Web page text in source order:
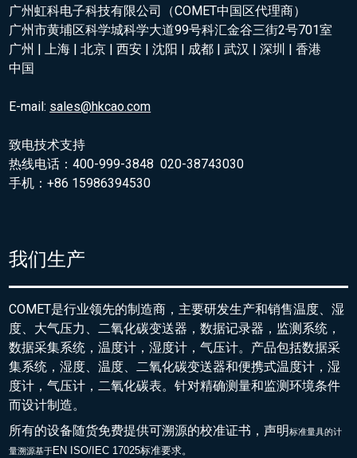
广州虹科电子科技有限公司（COMET中国区代理商）
广州市黄埔区科学城科学大道99号科汇金谷三街2号701室
广州 | 上海 | 北京 | 西安 | 沈阳 | 成都 | 武汉 | 深圳 | 香港
中国
E-mail: sales@hkcao.com
致电技术支持
热线电话：400-999-3848 020-38743030
手机：+86 15986394530
我们生产
COMET是行业领先的制造商，主要研发生产和销售温度、湿
度、大气压力、二氧化碳变送器，数据记录器，监测系统，
数据采集系统，温度计，湿度计，气压计。产品包括数据采
集系统，湿度、温度、二氧化碳变送器和便携式温度计，湿
度计，气压计，二氧化碳表。针对精确测量和监测环境条件
而设计制造。
所有的设备随货免费提供可溯源的校准证书，声明标准量具的计
量溯源基于EN ISO/IEC 17025标准要求。